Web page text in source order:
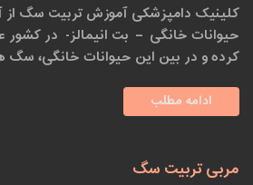
کلینیک دامپزشکی آموزش تربیت سگ از
حیوانات خانگی – بت انیمالز- در کشور
کرده و در بین این حیوانات خانگی، سگ
ادامه مطلب
مربی تربیت سگ